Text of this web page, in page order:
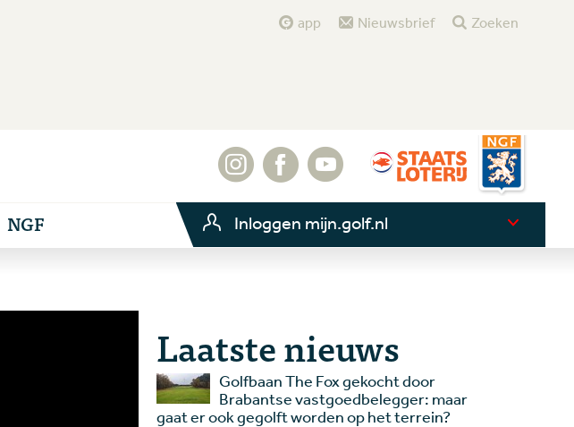
app Nieuwsbrief Zoeken
NGF Inloggen mijn.golf.nl
Laatste nieuws
Golfbaan The Fox gekocht door
Brabantse vastgoedbelegger: maar
gaat er ook gegolft worden op het terrein?